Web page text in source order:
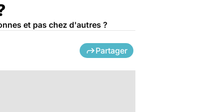
et pas chez d'autres ?
Partager